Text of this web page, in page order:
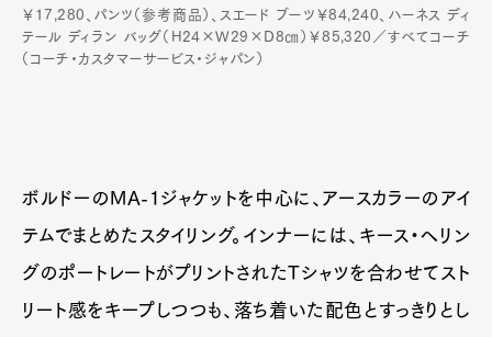
￥17,280、パンツ（参考商品）、スエード ブーツ￥84,240、ハーネス ディ
テール ディラン バッグ（H24×W29×D8㎝）￥85,320／すべてコーチ
（コーチ・カスタマーサービス・ジャパン）
ボルドーのMA-1ジャケットを中心に、アースカラーのアイ
テムでまとめたスタイリング。インナーには、キース・ヘリン
グのポートレートがプリントされたTシャツを合わせてスト
リート感をキープしつつも、落ち着いた配色とすっきりとし